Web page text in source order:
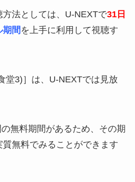
法としては、U-NEXTで31日
期間 を上手に利用して視聴す
堂3)］は、U-NEXTでは見放
無料期間があるため、その期
無料でみることができます